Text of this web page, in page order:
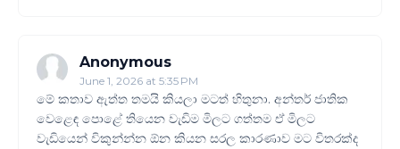
Anonymous
June 1, 2026 at 5:35 PM
මේ කතාව ඇත්ත තමයි කියලා මටත් හිතුනා. අන්තර් ජාතික
වෙළෙඳ පොළේ තියෙන වැඩිම මිලට ගත්තම ඒ මිලට
වැඩියෙන් විකුන්න්න ඕන කියන සරල කාරණාව මට විතරක්ද